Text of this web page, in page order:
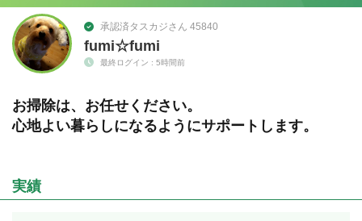
承認済タスカジさん 45840
fumi☆fumi
最終ログイン : 5時間前
お掃除は、お任せください。
心地よい暮らしになるようにサポートします。
実績